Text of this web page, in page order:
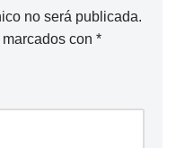
no será publicada.
con *